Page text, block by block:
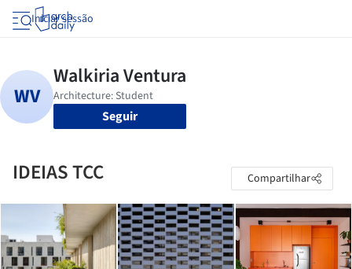
Iniciar sessão
Seguir
IDEIAS TCC Compartilhar